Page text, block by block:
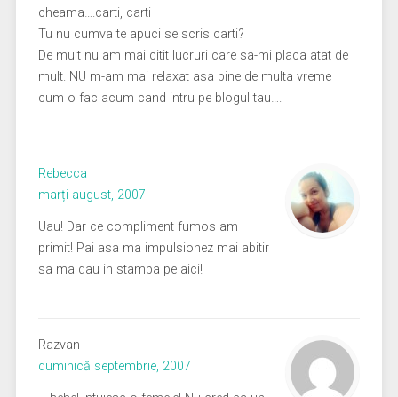
cheama….carti, carti
Tu nu cumva te apuci se scris carti?
De mult nu am mai citit lucruri care sa-mi placa atat de
mult. NU m-am mai relaxat asa bine de multa vreme
cum o fac acum cand intru pe blogul tau….
Rebecca
marți august, 2007
Uau! Dar ce compliment fumos am
primit! Pai asa ma impulsionez mai abitir
sa ma dau in stamba pe aici!
Razvan
duminică septembrie, 2007